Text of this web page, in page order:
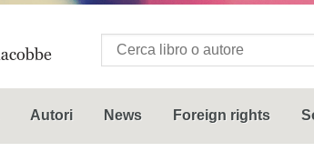
Autori News Foreign rights